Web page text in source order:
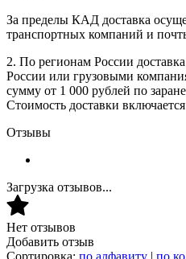
За пределы КАД доставка
транспортных компаний и
2. По регионам России
России или грузовыми
сумму от 1 000 рублей по
Стоимость доставки включается
Отзывы
Загрузка отзывов...
Нет отзывов
Добавить отзыв
Сортировка: по алфавиту | по